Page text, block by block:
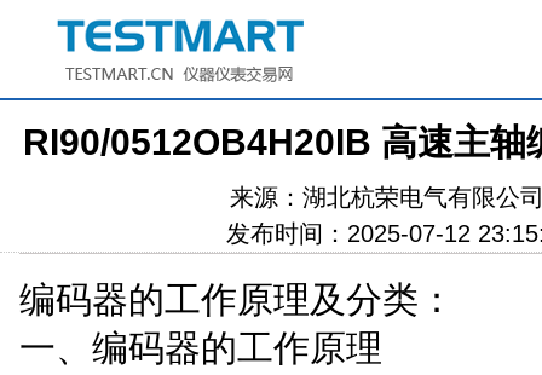
RI90/0512OB4H20IB 高速主轴
来源： 湖北杭荣电气有限公
发布时间：2025-07-12
编码器的工作原理及分类：
一、编码器的工作原理